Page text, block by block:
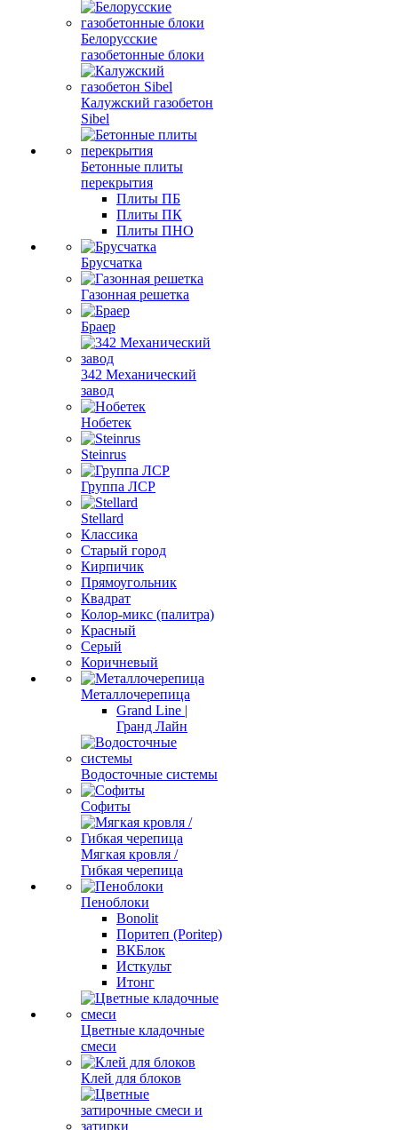
Белорусские
газобетонные блоки
Калужский газобетон
Sibel
Бетонные плиты
перекрытия
Плиты ПБ
Плиты ПК
Плиты ПНО
Брусчатка
Газонная решетка
Браер
342 Механический
завод
Нобетек
Steinrus
Группа ЛСР
Stellard
Классика
Старый город
Кирпичик
Прямоугольник
Квадрат
Колор-микс (палитра)
Красный
Серый
Коричневый
Металлочерепица
Grand Line |
Гранд Лайн
Водосточные системы
Софиты
Мягкая кровля /
Гибкая черепица
Пеноблоки
Bonolit
Поритеп (Poritep)
ВКБлок
Исткульт
Итонг
Цветные кладочные
смеси
Клей для блоков